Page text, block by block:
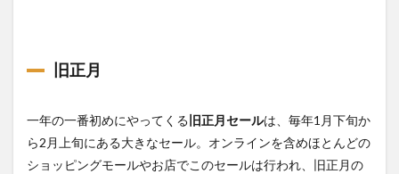
旧正月
一年の一番初めにやってくる 旧正月セールは、毎年1月下旬か
ら2月上旬にある大きなセール。オンラインを含めほとんどの
ショッピングモールやお店でこのセールは行われ、旧正月の